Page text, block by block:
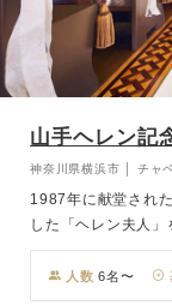
山手ヘレン記
神奈川県横浜市 │ チャ
1987年に献堂され
した「ヘレン夫人
な教会。 四半世紀
でに10,000組以上
しく、あたたかく
人数 6名〜